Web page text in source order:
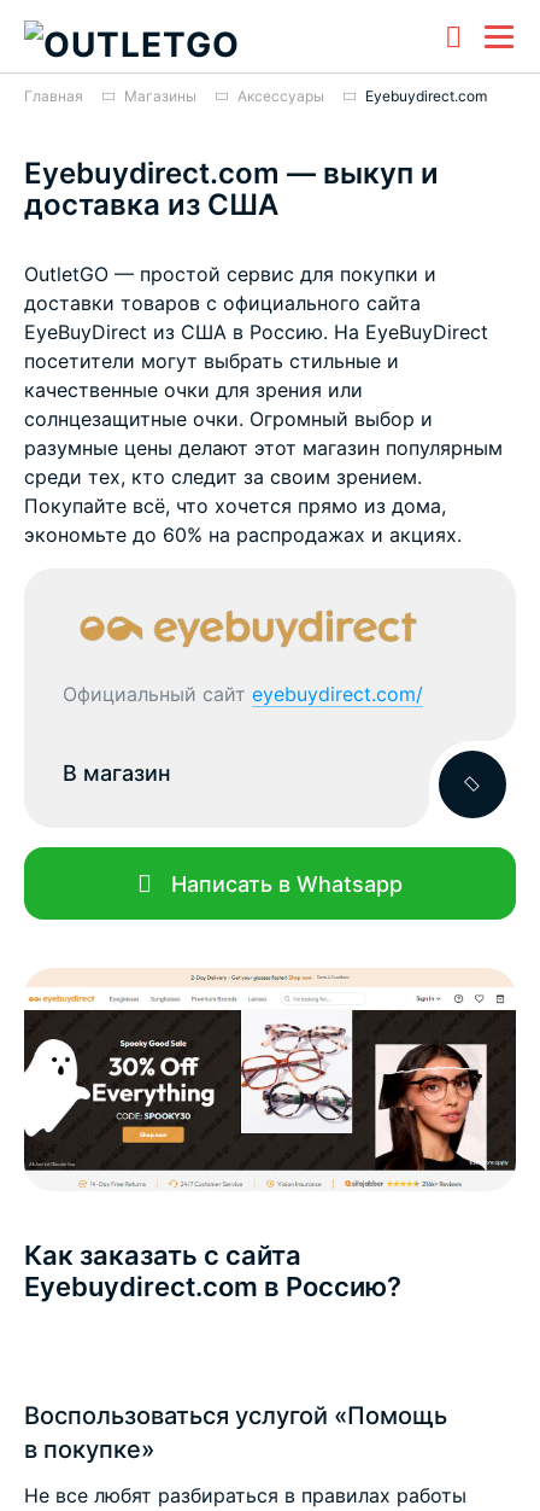
Главная Магазины Аксессуары Eyebuydirect.com
Eyebuydirect.com — выкуп и
доставка из США
OutletGO — простой сервис для покупки и
доставки товаров с официального сайта
EyeBuyDirect из США в Россию. На EyeBuyDirect
посетители могут выбрать стильные и
качественные очки для зрения или
солнцезащитные очки. Огромный выбор и
разумные цены делают этот магазин популярным
среди тех, кто следит за своим зрением.
Покупайте всё, что хочется прямо из дома,
экономьте до 60% на распродажах и акциях.
Официальный сайт eyebuydirect.com/
В магазин
Написать в Whatsapp
Как заказать с сайта
Eyebuydirect.com в Россию?
Воспользоваться услугой «Помощь
в покупке»
Не все любят разбираться в правилах работы